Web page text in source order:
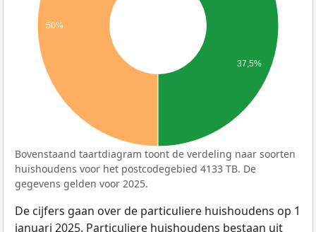
50%
37,5%
Bovenstaand taartdiagram toont de verdeling naar soorten
huishoudens voor het postcodegebied 4133 TB. De
gegevens gelden voor 2025.
De cijfers gaan over de particuliere huishoudens op 1
januari 2025. Particuliere huishoudens bestaan uit